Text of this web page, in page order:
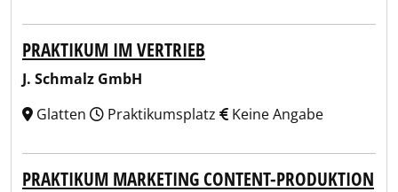
PRAKTIKUM IM VERTRIEB
J. Schmalz GmbH
Glatten
Praktikumsplatz Keine Angabe
PRAKTIKUM MARKETING CONTENT-PRODUKTION